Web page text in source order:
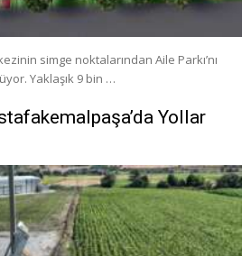
simge noktalarından Aile Parkı’nı
Yaklaşık 9 bin …
Yollar